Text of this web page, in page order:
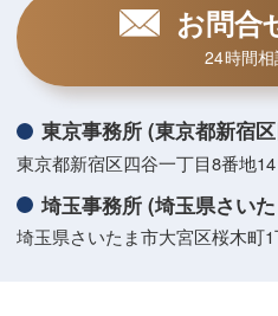
お問合
24時間
東京事務所 (東京都新宿
東京都新宿区四谷一丁目8番地
埼玉事務所 (埼玉県さい
埼玉県さいたま市大宮区桜木町